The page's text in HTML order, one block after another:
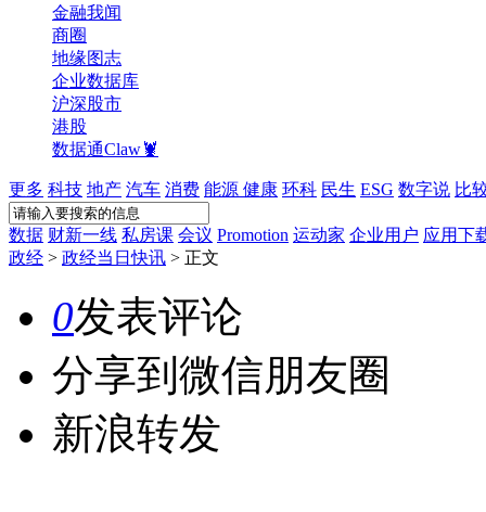
金融我闻
商圈
地缘图志
企业数据库
沪深股市
港股
数据通Claw🦞
更多 科技 地产 汽车 消费 能源 健康 环科 民生 ESG 数字说 比
数据 财新一线 私房课 会议 Promotion 运动家 企业用户 应用下
政经 > 政经当日快讯 > 正文
0发表评论
分享到微信朋友圈
新浪转发